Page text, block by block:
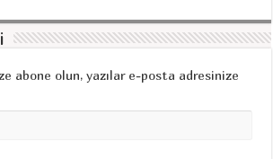
abone olun, yazılar e-posta adresinize